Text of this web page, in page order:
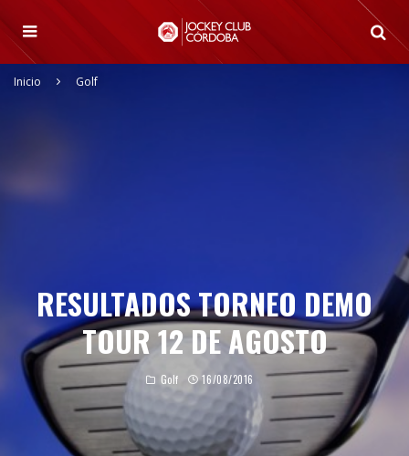
Inicio Golf
RESULTADOS TORNEO DEMO
TOUR 12 DE AGOSTO
Golf 16/08/2016